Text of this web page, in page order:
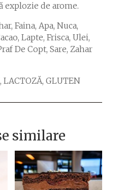
explozie de arome.
Faina, Apa, Nuca,
Lapte, Frisca, Ulei,
De Copt, Sare, Zahar
GLUTEN
similare